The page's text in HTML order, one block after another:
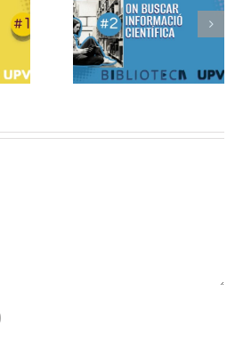
2. On
cercar
informació